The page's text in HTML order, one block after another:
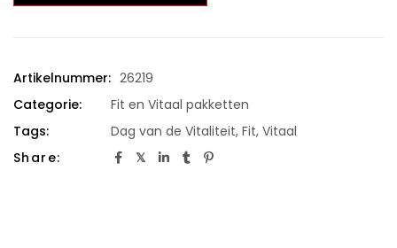
Artikelnummer: 26219
Categorie:
Fit en Vitaal pakketten
Tags:
Dag van de Vitaliteit, Fit, Vitaal
Share: